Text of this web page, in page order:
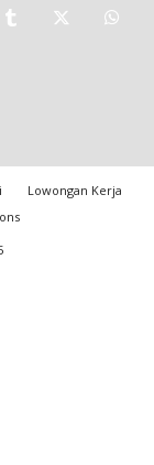
Lowongan Kerja